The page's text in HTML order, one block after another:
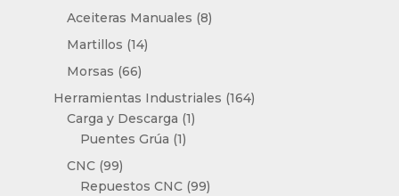
producto
Aceiteras Manuales 88
Martillos 1414
Morsas 6666
productos
Herramientas Industriales 164164
Carga y Descarga 11
Puentes Grúa 11
CNC 9999
productos
Repuestos CNC 9999